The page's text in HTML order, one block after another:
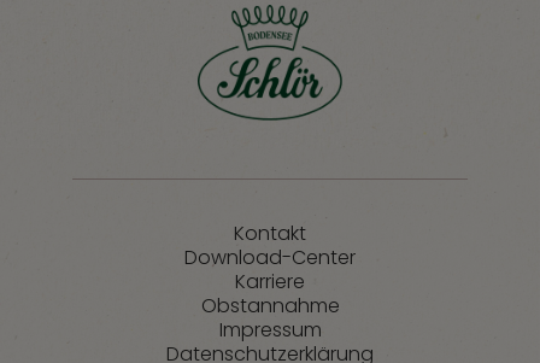
Kontakt
Download-Center
Karriere
Obstannahme
Impressum
Datenschutzerklärung